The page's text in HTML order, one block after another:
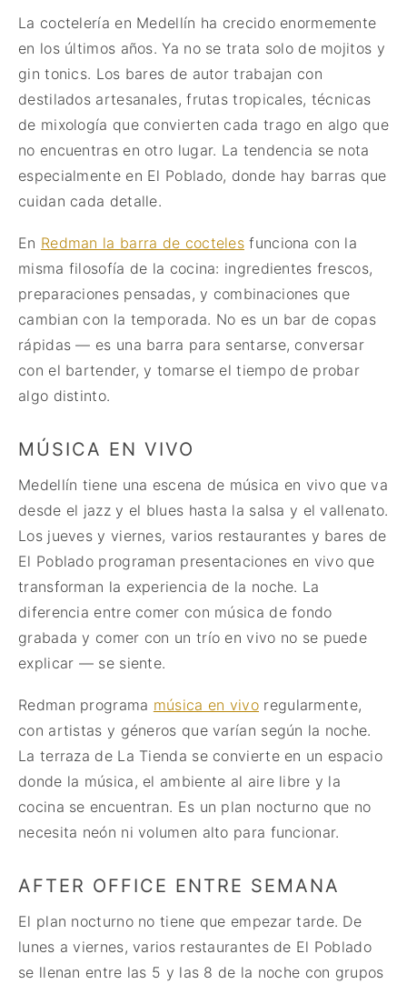
La coctelería en Medellín ha crecido enormemente
en los últimos años. Ya no se trata solo de mojitos y
gin tonics. Los bares de autor trabajan con
destilados artesanales, frutas tropicales, técnicas
de mixología que convierten cada trago en algo que
no encuentras en otro lugar. La tendencia se nota
especialmente en El Poblado, donde hay barras que
cuidan cada detalle.
En Redman la barra de cocteles funciona con la
misma filosofía de la cocina: ingredientes frescos,
preparaciones pensadas, y combinaciones que
cambian con la temporada. No es un bar de copas
rápidas — es una barra para sentarse, conversar
con el bartender, y tomarse el tiempo de probar
algo distinto.
MÚSICA EN VIVO
Medellín tiene una escena de música en vivo que va
desde el jazz y el blues hasta la salsa y el vallenato.
Los jueves y viernes, varios restaurantes y bares de
El Poblado programan presentaciones en vivo que
transforman la experiencia de la noche. La
diferencia entre comer con música de fondo
grabada y comer con un trío en vivo no se puede
explicar — se siente.
Redman programa música en vivo regularmente,
con artistas y géneros que varían según la noche.
La terraza de La Tienda se convierte en un espacio
donde la música, el ambiente al aire libre y la
cocina se encuentran. Es un plan nocturno que no
necesita neón ni volumen alto para funcionar.
AFTER OFFICE ENTRE SEMANA
El plan nocturno no tiene que empezar tarde. De
lunes a viernes, varios restaurantes de El Poblado
se llenan entre las 5 y las 8 de la noche con grupos